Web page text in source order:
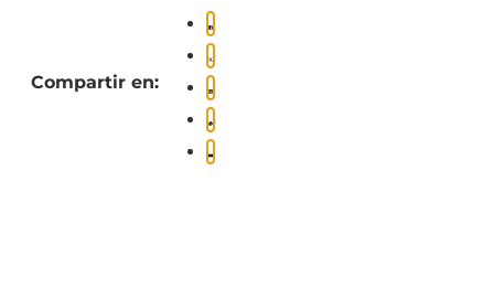
Compartir en: